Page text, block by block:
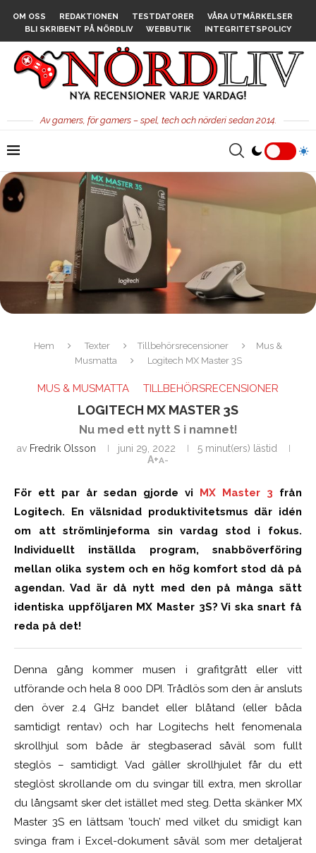
OM OSS REDAKTIONEN TESTDATORER
VÅRA UTMÄRKELSER
BLI SKRIBENT PÅ NÖRDLIV
WEBBUTIK INTEGRITETSPOLICY
Av gamers, för gamers – spel, tech och nörderi sedan 2014.
Hem Texter Tillbehörsrecensioner
Mus &
Musmatta
Logitech MX Master 3S
MUS & MUSMATTA TILLBEHÖRSRECENSIONER
LOGITECH MX MASTER 3S
Nu med ett nytt S i namnet!
av Fredrik Olsson juni 29, 2022
5 minut(ers) lästid
A+A-
För ett par år sedan gjorde vi MX Master 3 från
Logitech. En välsnidad produktivitetsmus där idén
om att strömlinjeforma sin vardag stod i fokus.
Individuellt inställda program, snabböverföring
mellan olika system och en hög komfort stod då på
agendan. Vad är då nytt med den på många sätt
identiska uppföljaren MX Master 3S? Vi ska snart få
reda på det!
Denna gång kommer musen i grafitgrått eller vitt
utförande och hela 8 000 DPI. Trådlös som den är ansluts
den över 2.4 GHz bandet eller blåtand (eller båda
samtidigt rentav) och har Logitechs helt fenomenala
skrollhjul som både är stegbaserad såväl som fullt
steglös – samtidigt. Vad gäller skrollhjulet får du ett
steglöst skrollande om du svingar till extra, men skrollar
du långsamt sker det istället med steg. Detta skänker MX
Master 3S en lättsam ’touch’ med vilket du smidigt kan
svinga fram i Excel-dokument såväl som mer detaljerat